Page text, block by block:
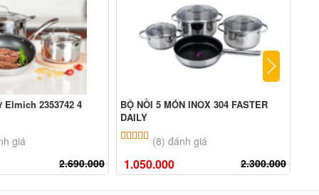
2353742 4
5 dựa trên
giá
2.690.000
BỘ NỒI 5 MÓN INOX 304 FASTER
DAILY
5.00 trên 5 dựa trên
8(8) đánh giá
1.050.000 2.300.000